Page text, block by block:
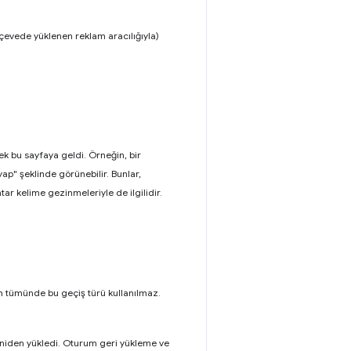
yüklenen reklam aracılığıyla)
bu sayfaya geldi. Örneğin, bir
şeklinde görünebilir. Bunlar,
kelime gezinmeleriyle de ilgilidir.
bu geçiş türü kullanılmaz.
yükledi. Oturum geri yükleme ve